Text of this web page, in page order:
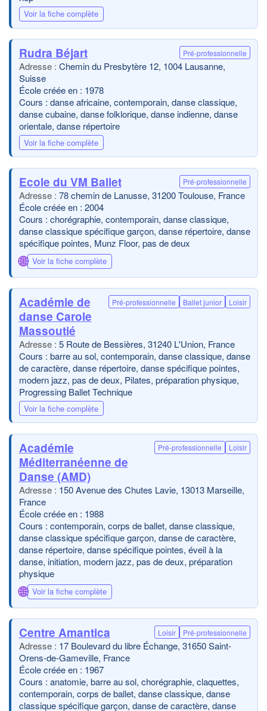
Voir la fiche complète
Rudra Béjart Pré-professionnelle
Chemin du Presbytère 12, 1004 Lausanne,
Suisse
École créée en : 1978
Cours : danse africaine, contemporain, danse classique,
danse cubaine, danse folklorique, danse indienne, danse
orientale, danse répertoire
Voir la fiche complète
Ecole du VM Ballet Pré-professionnelle
78 chemin de Lanusse, 31200 Toulouse, France
École créée en : 2004
Cours : chorégraphie, contemporain, danse classique,
danse classique spécifique garçon, danse répertoire, danse
spécifique pointes, Munz Floor, pas de deux
🌐 Voir la fiche complète
Académie de
danse Carole
Massoutié
Pré-professionnelle Ballet junior Loisir
5 Route de Bessières, 31240 L'Union, France
Cours : barre au sol, contemporain, danse classique, danse
de caractère, danse répertoire, danse spécifique pointes,
modern jazz, pas de deux, Pilates, préparation physique,
Progressing Ballet Technique
Voir la fiche complète
Académie
Méditerranéenne de
Danse (AMD)
Pré-professionnelle Loisir
150 Avenue des Chutes Lavie, 13013 Marseille,
France
École créée en : 1988
Cours : contemporain, corps de ballet, danse classique,
danse classique spécifique garçon, danse de caractère,
danse répertoire, danse spécifique pointes, éveil à la
danse, initiation, modern jazz, pas de deux, préparation
physique
🌐 Voir la fiche complète
Centre Amantica Loisir Pré-professionnelle
17 Boulevard du libre Échange, 31650 Saint-
Orens-de-Gameville, France
École créée en : 1967
Cours : anatomie, barre au sol, chorégraphie, claquettes,
contemporain, corps de ballet, danse classique, danse
classique spécifique garçon, danse de caractère, danse